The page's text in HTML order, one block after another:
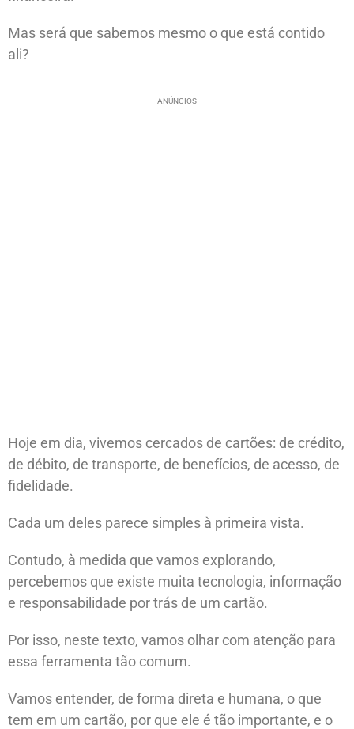
Mas será que sabemos mesmo o que está contido
ali?
ANÚNCIOS
Hoje em dia, vivemos cercados de cartões: de crédito,
de débito, de transporte, de benefícios, de acesso, de
fidelidade.
Cada um deles parece simples à primeira vista.
Contudo, à medida que vamos explorando,
percebemos que existe muita tecnologia, informação
e responsabilidade por trás de um cartão.
Por isso, neste texto, vamos olhar com atenção para
essa ferramenta tão comum.
Vamos entender, de forma direta e humana, o que
tem em um cartão, por que ele é tão importante, e o